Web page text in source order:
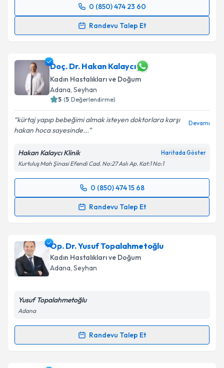
0 (850) 474 23 60
Randevu Talep Et
Randevu Takvimi Talebi
takvim hazırlandığında e-posta ile bilgilendireceğiz.
E-posta Adresiniz
Kişisel verilerimin işlenmesine ilişkin
kapsamda işlenmesini kabul ediyorum.
Takvim Talebini Gönder
Doç. Dr. Hakan Kalaycı
Kadın Hastalıkları ve Doğum
Adana, Seyhan
5 (5 Değerlendirme)
kürtaj yapıp bebeğimi almak isteyen doktorlara karşı
hakan hoca sayesinde...
Devamı
Hakan Kalaycı Klinik Haritada Göster
Kurtuluş Mah Şinasi Efendi Cad. No:27 Aslı Ap. Kat:1 No:1
0 (850) 474 15 68
Randevu Talep Et
Randevu Takvimi Talebi
takvim hazırlandığında e-posta ile bilgilendireceğiz.
E-posta Adresiniz
Metni'ni okudum ve kişisel verilerimin belirtilen
kapsamda işlenmesini kabul ediyorum.
Op. Dr. Yusuf Topalahmetoğlu
Kadın Hastalıkları ve Doğum
Adana, Seyhan
Yusuf Topalahmetoğlu
Adana
Randevu Talep Et
Randevu Takvimi Talebi